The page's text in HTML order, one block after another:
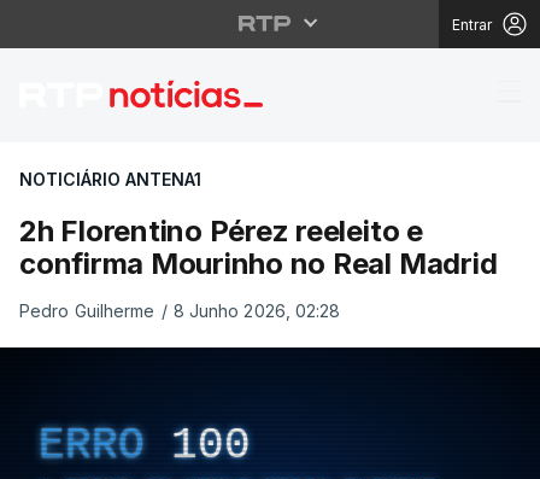
Entrar
2h Florentino Pérez
NOTICIÁRIO ANTENA1
2h Florentino Pérez reeleito e
confirma Mourinho no Real Madrid
Pedro Guilherme / 8 Junho 2026, 02:28
ERRO 100